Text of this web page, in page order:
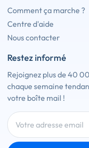
Comment ça marche ?
Centre d'aide
Nous contacter
Restez informé
Rejoignez plus de 40
chaque semaine
votre boîte mail !